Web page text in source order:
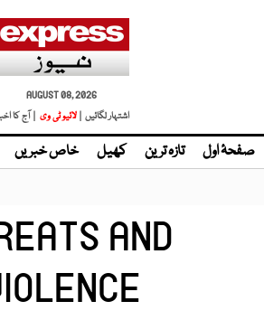
AUGUST 08, 2026
اشتہار لگائیں | لائیو ٹی وی | آج کا
صفحۂ اول تازہ ترین کھیل خاص خبریں
AND